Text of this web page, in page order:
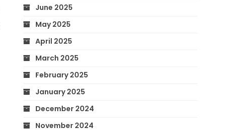
June 2025
May 2025
April 2025
March 2025
February 2025
January 2025
December 2024
November 2024